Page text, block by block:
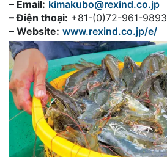
– Email: kimakubo@rexind.co.jp
– Điện thoại: +81-(0)72-961-9893
– Website: www.rexind.co.jp/e/